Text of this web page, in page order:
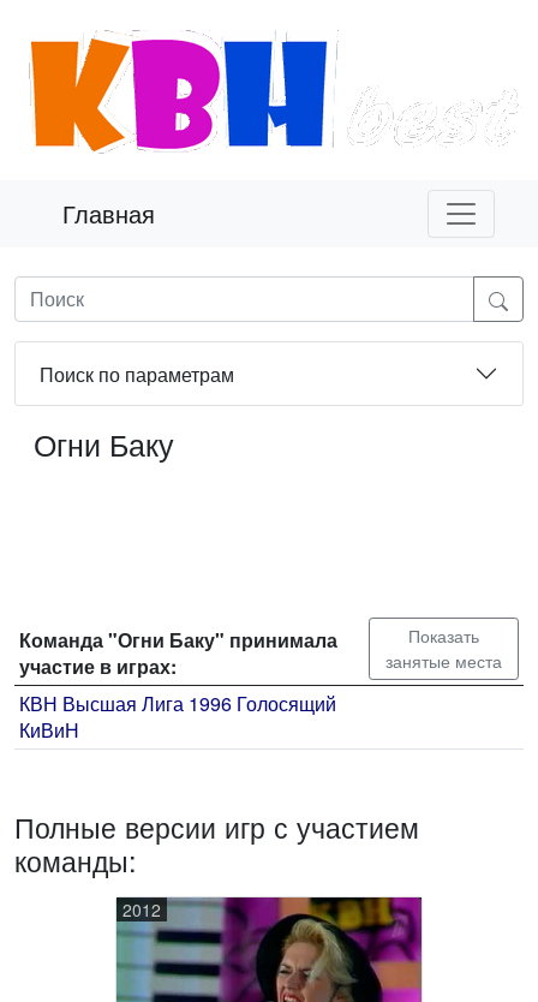
Главная
Поиск по параметрам
Огни Баку
Команда "Огни Баку" принимала
участие в играх:
Показать
занятые места
КВН Высшая Лига 1996 Голосящий
КиВиН
Полные версии игр с участием
команды:
2012